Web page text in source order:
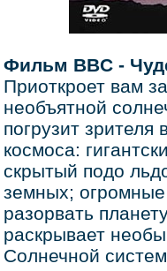
Фильм BBC -
Приоткроет вам
необъятной
погрузит
космоса:
скрытый подо
земных;
разорвать
раскрывает
Солнечной